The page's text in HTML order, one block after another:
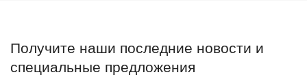
Получите наши последние новости и
специальные предложения